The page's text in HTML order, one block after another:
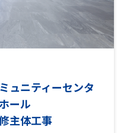
ュニティーセンタ
ール
主体工事